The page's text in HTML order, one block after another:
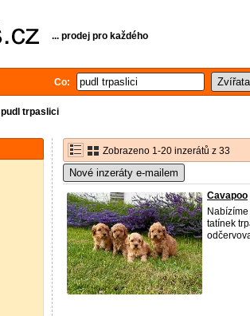
... prodej pro každého
Co:
pudl trpaslici
Zobrazeno 1-20 inzerátů z 33
Nové inzeráty e-mailem
Cavapoo
tatínek